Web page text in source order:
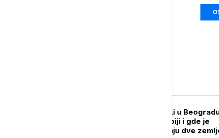
Volodimir Zelenski u
donosi poseta Srbiji i gde je
prostor za saradnju dve